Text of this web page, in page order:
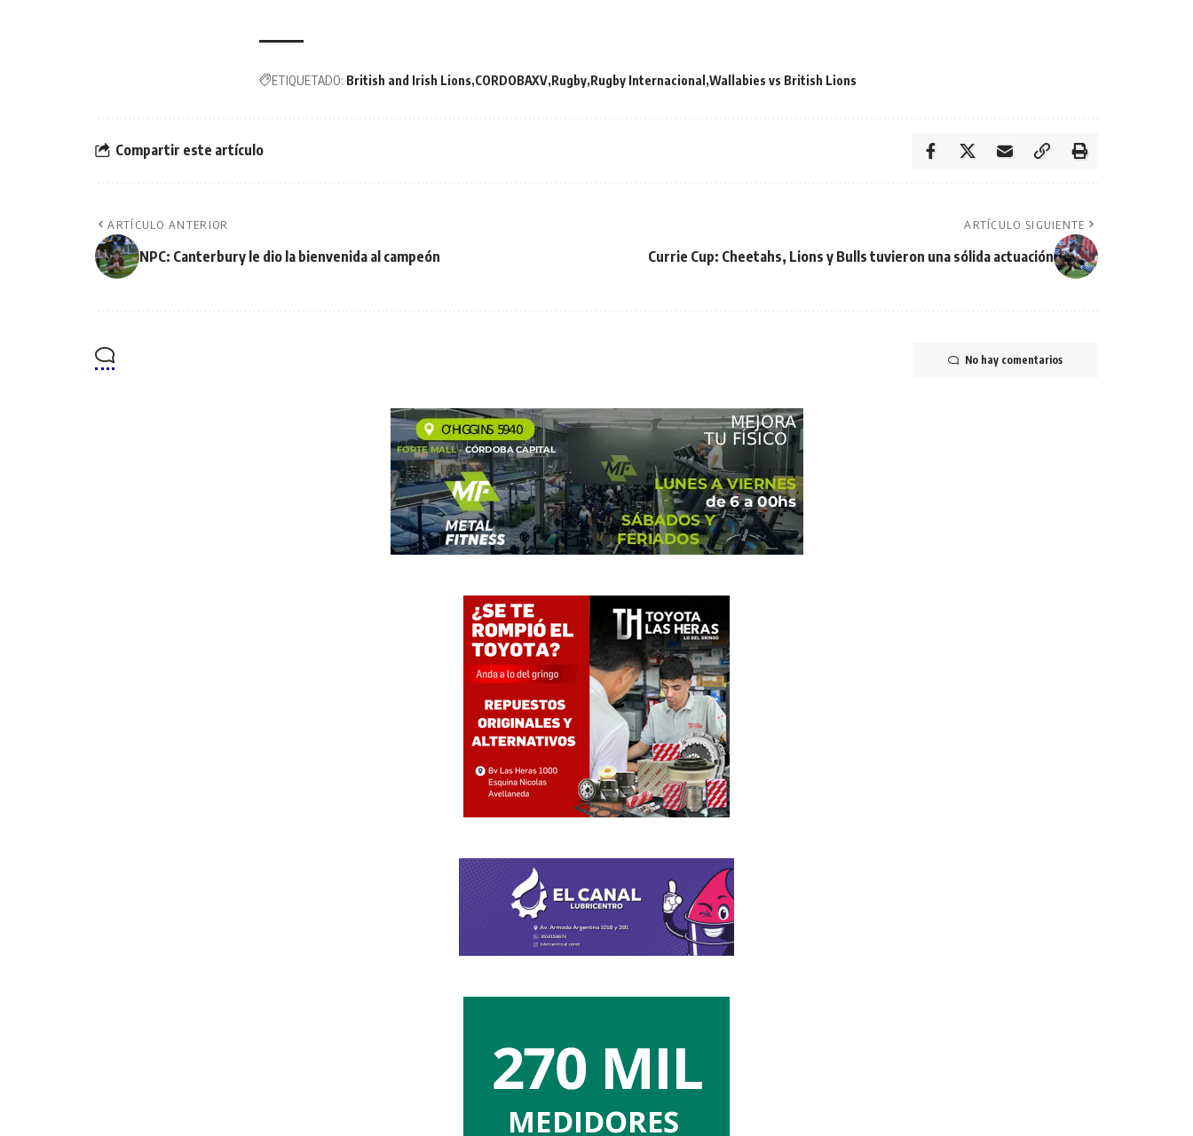
ETIQUETADO: British and Irish Lions CORDOBAXV Rugby Rugby Internacional Wallabies vs British Lions
Compartir este artículo
ARTÍCULO ANTERIOR
NPC: Canterbury le dio la bienvenida al campeón
ARTÍCULO SIGUIENTE
Currie Cup: Cheetahs, Lions y Bulls tuvieron una sólida actuación
No hay comentarios